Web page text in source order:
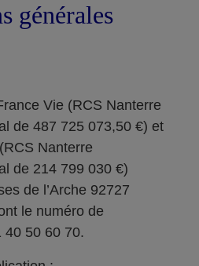
générales
Vie (RCS Nanterre
de 487 725 073,50 €) et
Nanterre
de 214 799 030 €)
de l’Arche 92727
le numéro de
40 50 60 70.